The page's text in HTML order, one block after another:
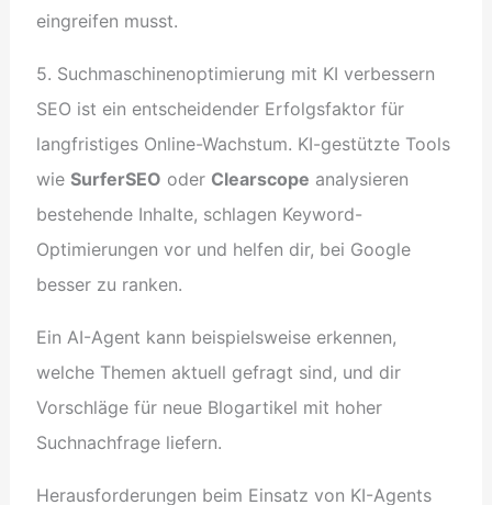
eingreifen musst.
5. Suchmaschinenoptimierung mit KI verbessern
SEO ist ein entscheidender Erfolgsfaktor für
langfristiges Online-Wachstum. KI-gestützte Tools
wie SurferSEO oder Clearscope analysieren
bestehende Inhalte, schlagen Keyword-
Optimierungen vor und helfen dir, bei Google
besser zu ranken.
Ein AI-Agent kann beispielsweise erkennen,
welche Themen aktuell gefragt sind, und dir
Vorschläge für neue Blogartikel mit hoher
Suchnachfrage liefern.
Herausforderungen beim Einsatz von KI-Agents